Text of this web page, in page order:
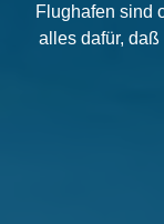
Flughafen sind
alles dafür, daß